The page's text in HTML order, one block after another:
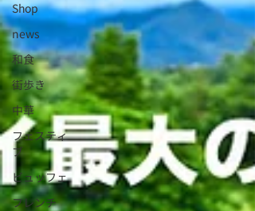
Shop
news
和食
街歩き
中華
フェスティ
ブ
ビュッフェ
フレンチ